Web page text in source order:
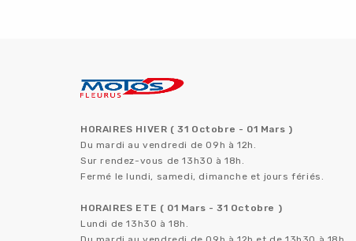
HORAIRES HIVER ( 31 Octobre - 01 Mars )
Du mardi au vendredi de 09h à 12h.
Sur rendez-vous de 13h30 à 18h.
Fermé le lundi, samedi, dimanche et jours fériés.
HORAIRES ETE ( 01 Mars - 31 Octobre )
Lundi de 13h30 à 18h.